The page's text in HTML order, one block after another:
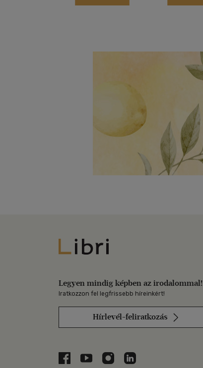
Libri
Legyen mindig képben az irodalommal!
Iratkozzon fel legfrissebb híreinkért!
Hírlevél-feliratkozás
Libri a Facebookon
Libri a Youtube-on
Libri az Instagramon
Libri a LinkedInen